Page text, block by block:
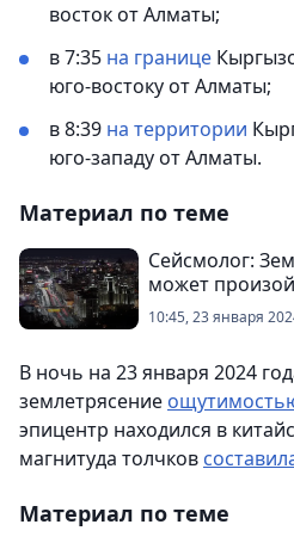
восток от Алматы;
в 7:35 на границе
юго-востоку от Алматы;
в 8:39 на территории
юго-западу от Алматы.
Материал по теме
Сейсмолог:
может
10:45, 23 января
В ночь на 23 января 2024
землетрясение
эпицентр находился в
магнитуда толчков
Материал по теме